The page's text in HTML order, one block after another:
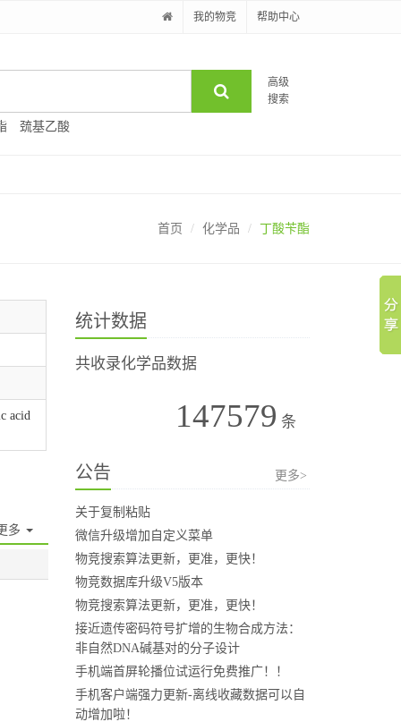
我的物竞 帮助中心
高级
搜索
巯基乙酸
首页 化学品 丁酸苄酯
acid
多
统计数据
共收录化学品数据
147579 条
公告 更多>
关于复制粘贴
微信升级增加自定义菜单
物竞搜索算法更新，更准，更快！
物竞数据库升级V5版本
物竞搜索算法更新，更准，更快！
接近遗传密码符号扩增的生物合成方法：
非自然DNA碱基对的分子设计
手机端首屏轮播位试运行免费推广！！
手机客户端强力更新-离线收藏数据可以自
动增加啦！